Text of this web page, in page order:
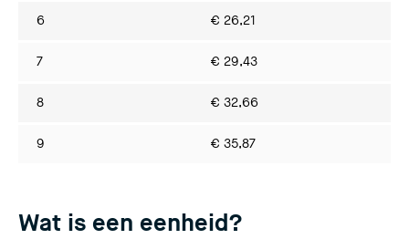
6 € 26,21
7 € 29,43
8 € 32,66
9 € 35,87
Wat is een eenheid?